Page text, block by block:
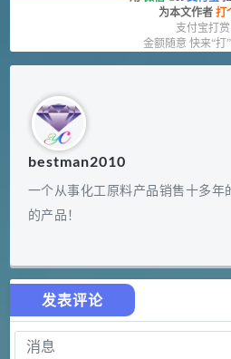
为本文作者 打
支付宝打赏
金额随意 快来“打
bestman2010
一个从事化工原料产品销售十多年
的产品！
发表评论